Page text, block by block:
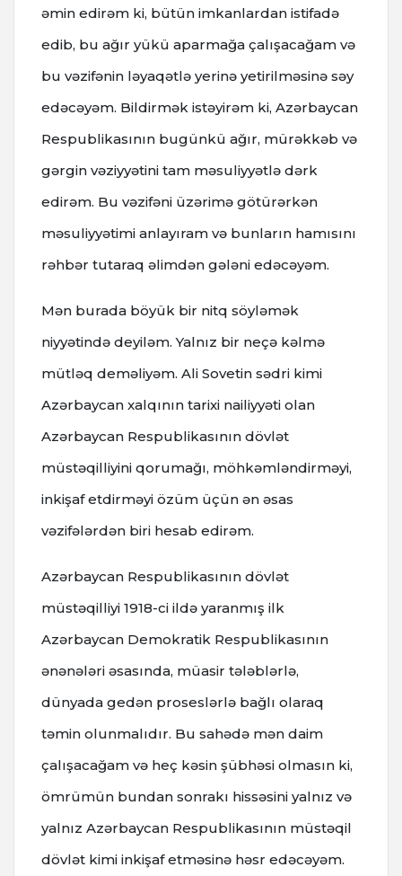
əmin edirəm ki, bütün imkanlardan istifadə
edib, bu ağır yükü aparmağa çalışacağam və
bu vəzifənin ləyaqətlə yerinə yetirilməsinə səy
edəcəyəm. Bildirmək istəyirəm ki, Azərbaycan
Respublikasının bugünkü ağır, mürəkkəb və
gərgin vəziyyətini tam məsuliyyətlə dərk
edirəm. Bu vəzifəni üzərimə götürərkən
məsuliyyətimi anlayıram və bunların hamısını
rəhbər tutaraq əlimdən gələni edəcəyəm.
Mən burada böyük bir nitq söyləmək
niyyətində deyiləm. Yalnız bir neçə kəlmə
mütləq deməliyəm. Ali Sovetin sədri kimi
Azərbaycan xalqının tarixi nailiyyəti olan
Azərbaycan Respublikasının dövlət
müstəqilliyini qorumağı, möhkəmləndirməyi,
inkişaf etdirməyi özüm üçün ən əsas
vəzifələrdən biri hesab edirəm.
Azərbaycan Respublikasının dövlət
müstəqilliyi 1918-ci ildə yaranmış ilk
Azərbaycan Demokratik Respublikasının
ənənələri əsasında, müasir tələblərlə,
dünyada gedən proseslərlə bağlı olaraq
təmin olunmalıdır. Bu sahədə mən daim
çalışacağam və heç kəsin şübhəsi olmasın ki,
ömrümün bundan sonrakı hissəsini yalnız və
yalnız Azərbaycan Respublikasının müstəqil
dövlət kimi inkişaf etməsinə həsr edəcəyəm.